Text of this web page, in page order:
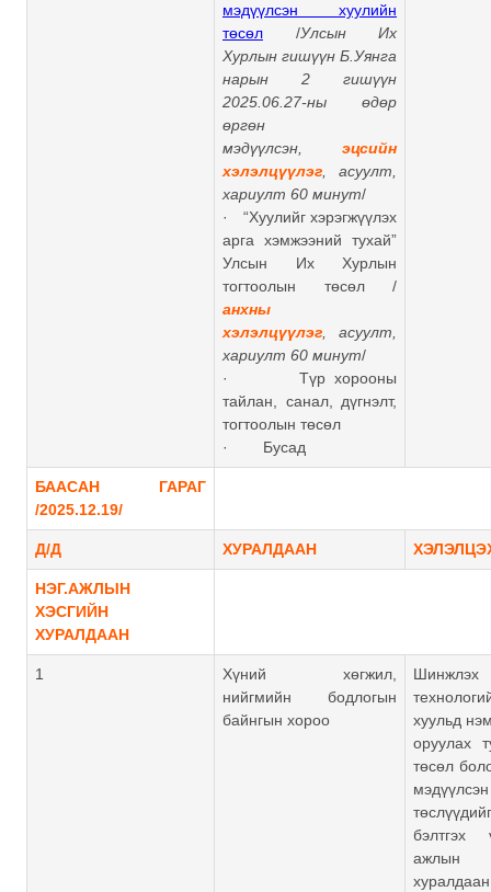
мэдүүлсэн хуулийн
төсөл /Улсын Их
Хурлын гишүүн Б.Уянга
нарын 2 гишүүн
2025.06.27-ны өдөр
өргөн
мэдүүлсэн, эцсийн
хэлэлцүүлэг, асуулт,
хариулт 60 минут/
· “Хуулийг хэрэгжүүлэх
арга хэмжээний тухай”
Улсын Их Хурлын
тогтоолын төсөл /
анхны
хэлэлцүүлэг, асуулт,
хариулт 60 минут/
· Түр хорооны
тайлан, санал, дүгнэлт,
тогтоолын төсөл
· Бусад
БААСАН ГАРАГ
/2025.12.19/
Д/Д ХУРАЛДААН
НЭГ.АЖЛЫН
ХЭСГИЙН
ХУРАЛДААН
1
Хүний хөгжил,
нийгмийн бодлогын
байнгын хороо
хуульд
оруулах
төсөл
бэлтгэх
ажлын
хуралдаан